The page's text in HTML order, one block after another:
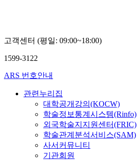
고객센터 (평일: 09:00~18:00)
1599-3122
ARS 번호안내
관련누리집
대학공개강의(KOCW)
학술정보통계시스템(Rinfo)
외국학술지지원센터(FRIC)
학술관계분석서비스(SAM)
사서커뮤니티
기관회원